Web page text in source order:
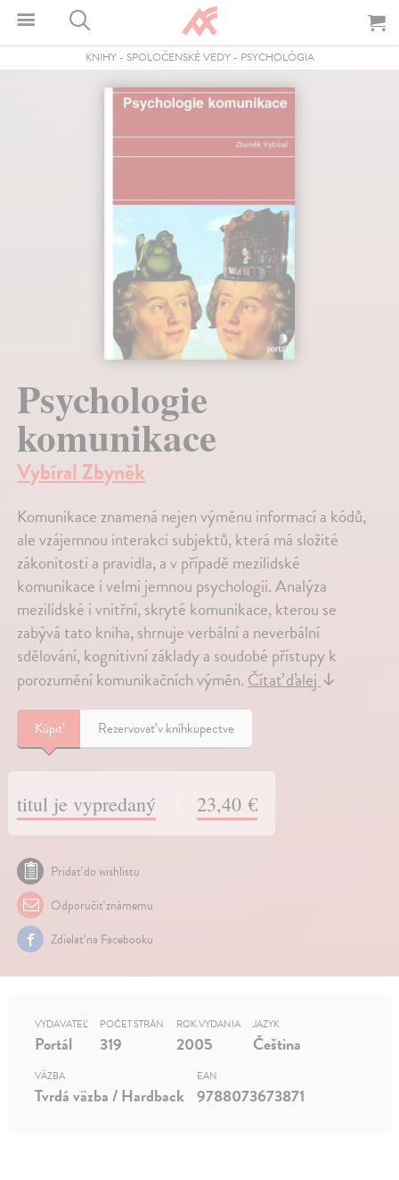
KNIHY- SPOLOČENSKÉ VEDY- PSYCHOLÓGIA
Psychologie
komunikace
Vybíral Zbyněk
Komunikace znamená nejen výměnu informací a kódů,
ale vzájemnou interakci subjektů, která má složité
zákonitosti a pravidla, a v případě mezilidské
komunikace i velmi jemnou psychologii. Analýza
mezilidské i vnitřní, skryté komunikace, kterou se
zabývá tato kniha, shrnuje verbální a neverbální
sdělování, kognitivní základy a soudobé přístupy k
porozumění komunikačních výměn.Čítať ďalej↓
Kúpiť Rezervovať v kníhkupectve
titul je vypredaný 23,40 €
Pridať do wishlistu
Odporučiť známemu
Zdielať na Facebooku
VYDAVATEĽ
Portál
POČET STRÁN
319
ROK VYDANIA
2005
JAZYK
Čeština
VÄZBA
Tvrdá väzba / Hardback
EAN
9788073673871